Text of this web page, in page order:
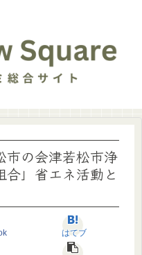
市の会津若松市浄
」省エネ活動と
はてブ